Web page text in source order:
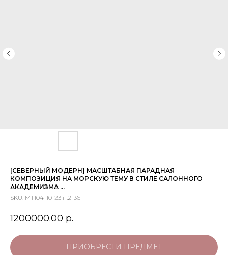
[СЕВЕРНЫЙ МОДЕРН] МАСШТАБНАЯ ПАРАДНАЯ
КОМПОЗИЦИЯ НА МОРСКУЮ ТЕМУ В СТИЛЕ САЛОННОГО
АКАДЕМИЗМА ...
SKU: МТ104-10-23 п.2-36
1200000.00 р.
ПРИОБРЕСТИ ПРЕДМЕТ